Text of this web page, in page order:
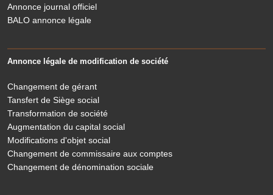
Annonce journal officiel
BALO annonce légale
Annonce légale de modification de société
Changement de gérant
Tansfert de Siège social
Transformation de société
Augmentation du capital social
Modifications d'objet social
Changement de commissaire aux comptes
Changement de dénomination sociale